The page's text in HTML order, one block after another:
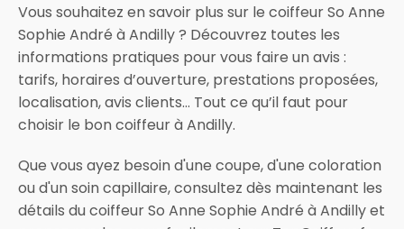
Vous souhaitez en savoir plus sur le coiffeur So Anne
Sophie André à Andilly ? Découvrez toutes les
informations pratiques pour vous faire un avis :
tarifs, horaires d’ouverture, prestations proposées,
localisation, avis clients… Tout ce qu’il faut pour
choisir le bon coiffeur à Andilly.
Que vous ayez besoin d'une coupe, d'une coloration
ou d'un soin capillaire, consultez dès maintenant les
détails du coiffeur So Anne Sophie André à Andilly et